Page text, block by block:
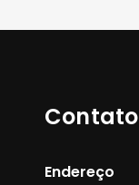
Contato
Endereço